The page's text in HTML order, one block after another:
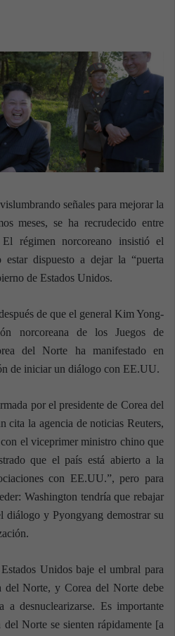
señales para mejorar la
meses, se ha recrudecido entre
régimen norcoreano insistió el
estar dispuesto a dejar la “puerta
de Estados Unidos.
de que el general Kim Yong-
norcoreana de los Juegos de
del Norte ha manifestado en
de iniciar un diálogo con EE.UU.
por el presidente de Corea del
cita la agencia de noticias Reuters,
el viceprimer ministro chino que
que el país está abierto a la
con EE.UU.”, pero para
Washington tendría que rebajar
diálogo y Pyongyang demostrar su
Unidos baje el umbral para
del Norte, y Corea del Norte debe
a desnuclearizarse. Es importante
Norte se sienten rápidamente [a